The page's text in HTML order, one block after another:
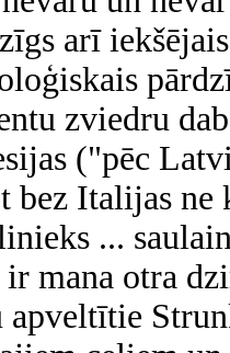
arī
zviedru
("pēc
bez Italijas ne
...
ir mana otra
apveltītie